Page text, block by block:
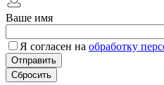
Ваше имя
Я согласен на обработку